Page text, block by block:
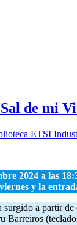
de mi
ETSI
2024 a las
y la
a partir de
Barreiros